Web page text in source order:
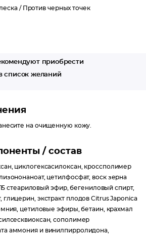
свечение.
стимулирует процессы
/ Против черных точек
приобрести
список желаний
на очищенную кожу.
/ состав
циклогексасилоксан, кроссполимер
цетилфосфат, воск зерна
стеариловый эфир, бегениловый спирт,
глицерин, экстракт плодов Citrus Japonica
цетиловые эфиры, бетаин, крахмал
сополимер
аммония и винилпирролидона,